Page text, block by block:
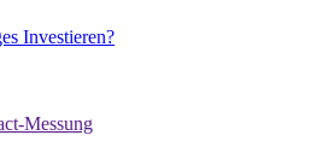
Investieren?
Messung